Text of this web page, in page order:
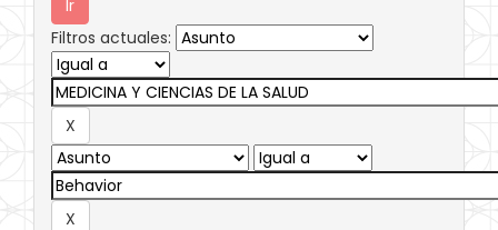
Filtros actuales: